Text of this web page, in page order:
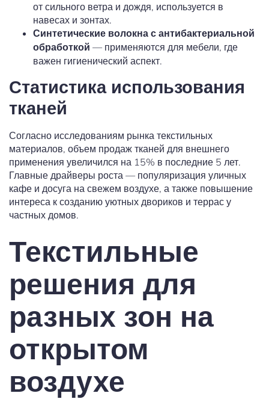
от сильного ветра и дождя, используется в
навесах и зонтах.
Синтетические волокна с антибактериальной
обработкой — применяются для мебели, где
важен гигиенический аспект.
Статистика использования
тканей
Согласно исследованиям рынка текстильных
материалов, объем продаж тканей для внешнего
применения увеличился на 15% в последние 5 лет.
Главные драйверы роста — популяризация уличных
кафе и досуга на свежем воздухе, а также повышение
интереса к созданию уютных двориков и террас у
частных домов.
Текстильные
решения для
разных зон на
открытом
воздухе